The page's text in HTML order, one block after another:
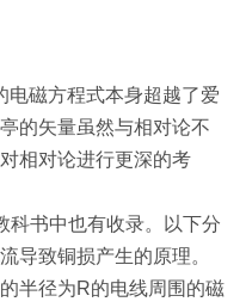
电磁方程式本身超越了爱
的矢量虽然与相对论不
相对论进行更深的考
科书中也有收录。以下分
导致铜损产生的原理。
半径为R的电线周围的磁